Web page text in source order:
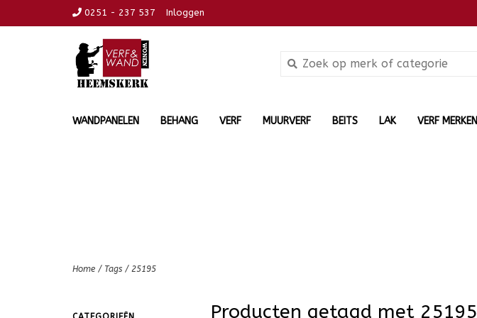
0251 - 237 537 Inloggen
WANDPANELEN BEHANG VERF MUURVERF BEITS LAK VERF MERKEN
Home / Tags / 25195
Producten getagd met 25195